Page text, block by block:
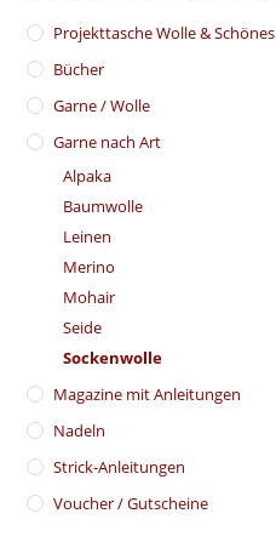
​Projekttasche Wolle & Schönes
Bücher
Garne / Wolle
Garne nach Art
Alpaka
Baumwolle
Leinen
Merino
Mohair
Seide
Sockenwolle
Magazine mit Anleitungen
Nadeln
Strick-Anleitungen
Voucher / Gutscheine